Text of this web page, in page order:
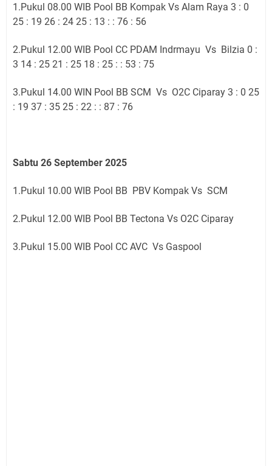
1.Pukul 08.00 WIB Pool BB Kompak Vs Alam Raya 3 : 0
25 : 19 26 : 24 25 : 13 : : 76 : 56
2.Pukul 12.00 WIB Pool CC PDAM Indrmayu Vs Bilzia 0 :
3 14 : 25 21 : 25 18 : 25 : : 53 : 75
3.Pukul 14.00 WIN Pool BB SCM Vs O2C Ciparay 3 : 0 25
: 19 37 : 35 25 : 22 : : 87 : 76
Sabtu 26 September 2025
1.Pukul 10.00 WIB Pool BB PBV Kompak Vs SCM
2.Pukul 12.00 WIB Pool BB Tectona Vs O2C Ciparay
3.Pukul 15.00 WIB Pool CC AVC Vs Gaspool